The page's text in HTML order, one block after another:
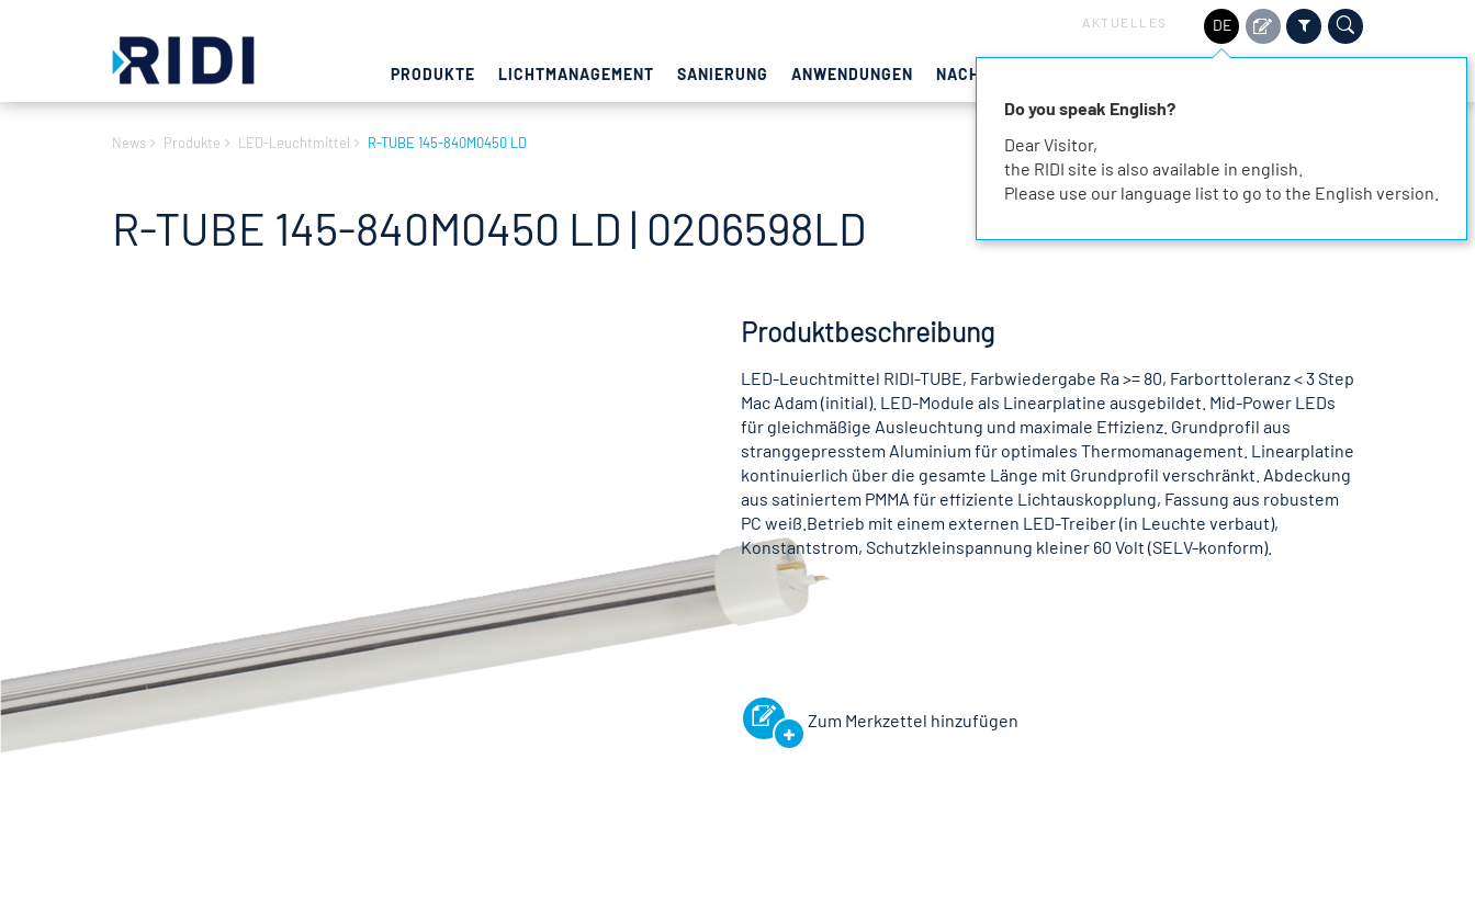
AKTUELLES DE
PRODUKTE LICHTMANAGEMENT SANIERUNG ANWENDUNGEN NACHHALTIGKEIT
News Produkte LED-Leuchtmittel R-TUBE 145-840M0450 LD
R-TUBE 145-840M0450 LD | 0206598LD
Produktbeschreibung
LED-Leuchtmittel RIDI-TUBE, Farbwiedergabe Ra >= 80, Farborttoleranz < 3 Step
Mac Adam (initial). LED-Module als Linearplatine ausgebildet. Mid-Power LEDs
für gleichmäßige Ausleuchtung und maximale Effizienz. Grundprofil aus
stranggepresstem Aluminium für optimales Thermomanagement. Linearplatine
kontinuierlich über die gesamte Länge mit Grundprofil verschränkt. Abdeckung
aus satiniertem PMMA für effiziente Lichtauskopplung, Fassung aus robustem
PC weiß.Betrieb mit einem externen LED-Treiber (in Leuchte verbaut),
Konstantstrom, Schutzkleinspannung kleiner 60 Volt (SELV-konform).
Zum Merkzettel hinzufügen
Do you speak English?
Dear Visitor,
the RIDI site is also available in english.
Please use our language list to go to the English version.